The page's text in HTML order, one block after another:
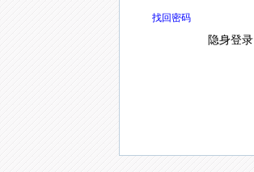
找回密码
隐身登录